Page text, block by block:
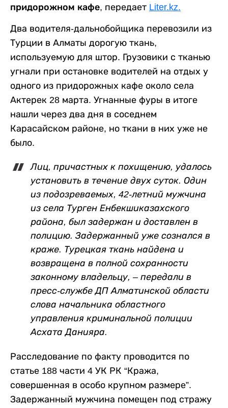
придорожном кафе, передает Liter.kz.
Два водителя-дальнобойщика перевозили из
Турции в Алматы дорогую ткань,
используемую для штор. Грузовики с тканью
угнали при остановке водителей на отдых у
одного из придорожных кафе около села
Актерек 28 марта. Угнанные фуры в итоге
нашли через два дня в соседнем
Карасайском районе, но ткани в них уже не
было.
Лиц, причастных к похищению, удалось
установить в течение двух суток. Один
из подозреваемых, 42-летний мужчина
из села Турген Енбекшиказахского
района, был задержан и доставлен в
полицию. Задержанный уже сознался в
краже. Турецкая ткань найдена и
возвращена в полной сохранности
законному владельцу, – передали в
пресс-службе ДП Алматинской области
слова начальника областного
управления криминальной полиции
Асхата Данияра.
Расследование по факту проводится по
статье 188 части 4 УК РК “Кража,
совершенная в особо крупном размере”.
Задержанный мужчина помещен под стражу